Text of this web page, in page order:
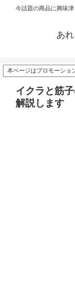
今話題の商品に興味
あ
本ページはプロモーショ
イクラと筋
解説します